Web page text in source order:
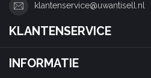
klantenservice@uwantisell.nl
KLANTENSERVICE
INFORMATIE